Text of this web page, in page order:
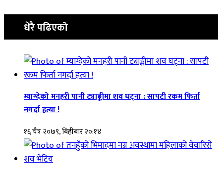
धेरै पढिएको
म्याग्देको मनहरी पानी ट्याङ्कीमा शव घट्ना : सापटी रकम फिर्ता
नगर्दा हत्या !
१६ चैत्र २०७९, बिहीबार २०:१४